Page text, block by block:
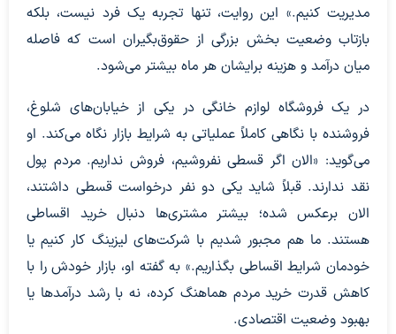
مدیریت کنیم.» این روایت، تنها تجربه یک فرد نیست، بلکه
بازتاب وضعیت بخش بزرگی از حقوق‌بگیران است که فاصله
میان درآمد و هزینه برایشان هر ماه بیشتر می‌شود.
در یک فروشگاه لوازم خانگی در یکی از خیابان‌های شلوغ،
فروشنده با نگاهی کاملاً عملیاتی به شرایط بازار نگاه می‌کند. او
می‌گوید: «الان اگر قسطی نفروشیم، فروش نداریم. مردم پول
نقد ندارند. قبلاً شاید یکی دو نفر درخواست قسطی داشتند،
الان برعکس شده؛ بیشتر مشتری‌ها دنبال خرید اقساطی
هستند. ما هم مجبور شدیم با شرکت‌های لیزینگ کار کنیم یا
خودمان شرایط اقساطی بگذاریم.» به گفته او، بازار خودش را با
کاهش قدرت خرید مردم هماهنگ کرده، نه با رشد درآمدها یا
بهبود وضعیت اقتصادی.